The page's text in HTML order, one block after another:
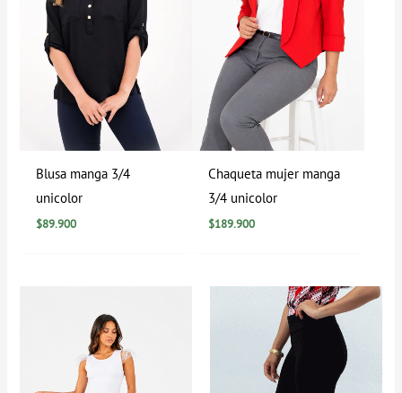
Blusa manga 3/4
unicolor
$89.900
Chaqueta mujer manga
3/4 unicolor
$189.900
precios:
desde
$0
hasta
$129.900
Rango
de
precios:
desde
$0